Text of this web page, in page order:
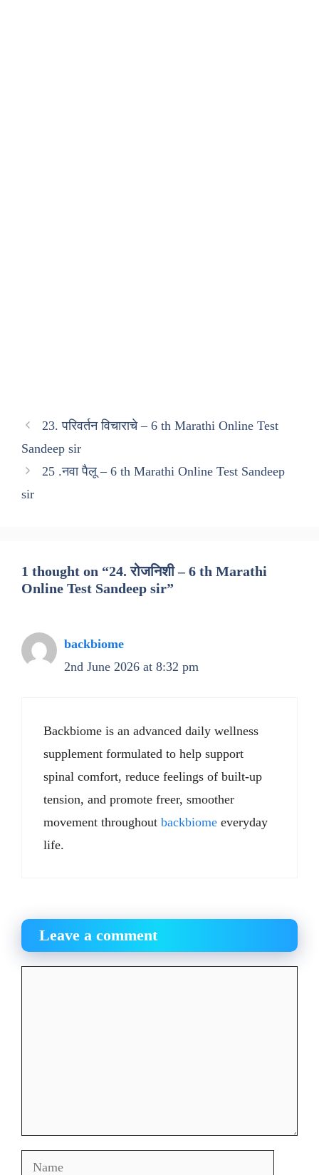
23. परिवर्तन विचाराचे – 6 th Marathi Online Test
Sandeep sir
25 .नवा पैलू – 6 th Marathi Online Test Sandeep
sir
1 thought on “24. रोजनिशी – 6 th Marathi
Online Test Sandeep sir”
backbiome
2nd June 2026 at 8:32 pm
Backbiome is an advanced daily wellness
supplement formulated to help support
spinal comfort, reduce feelings of built-up
tension, and promote freer, smoother
movement throughout backbiome everyday
life.
Leave a comment
Name